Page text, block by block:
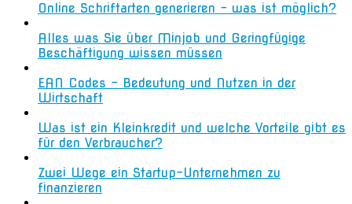
Online Schriftarten generieren – was ist möglich?
Alles was Sie über Minjob und Geringfügige
Beschäftigung wissen müssen
EAN Codes – Bedeutung und Nutzen in der
Wirtschaft
Was ist ein Kleinkredit und welche Vorteile gibt es
für den Verbraucher?
Zwei Wege ein Startup-Unternehmen zu
finanzieren